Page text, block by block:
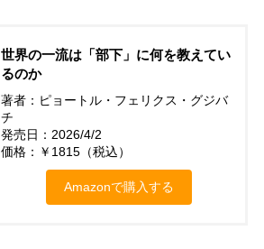
世界の一流は「部下」に何を教えてい
るのか
著者：ピョートル・フェリクス・グジバ
チ
発売日：2026/4/2
価格：￥1815（税込）
Amazonで購入する